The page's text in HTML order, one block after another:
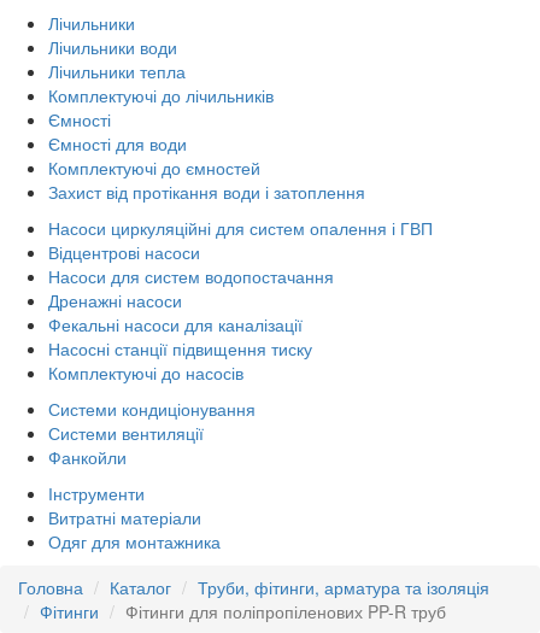
Лічильники
Лічильники води
Лічильники тепла
Комплектуючі до лічильників
Ємності
Ємності для води
Комплектуючі до ємностей
Захист від протікання води і затоплення
Насоси циркуляційні для систем опалення і ГВП
Відцентрові насоси
Насоси для систем водопостачання
Дренажні насоси
Фекальні насоси для каналізації
Насосні станції підвищення тиску
Комплектуючі до насосів
Системи кондиціонування
Системи вентиляції
Фанкойли
Інструменти
Витратні матеріали
Одяг для монтажника
Головна
Каталог
Труби, фітинги, арматура та ізоляція
Фітинги
Фітинги для поліпропіленових PP-R труб